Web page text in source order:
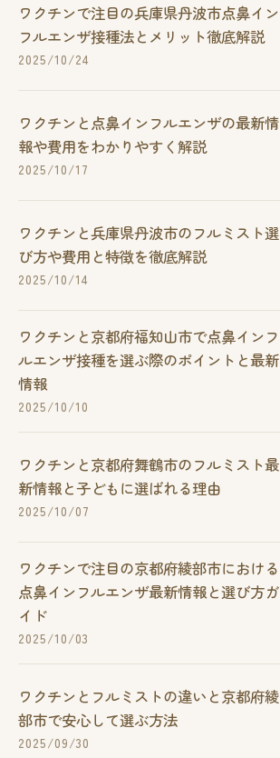
ワクチンで注目の兵庫県丹波市点鼻イン
フルエンザ接種法とメリット徹底解説
2025/10/24
ワクチンと点鼻インフルエンザの最新情
報や費用をわかりやすく解説
2025/10/17
ワクチンと兵庫県丹波市のフルミスト選
び方や費用と特徴を徹底解説
2025/10/14
ワクチンと京都府福知山市で点鼻インフ
ルエンザ接種を選ぶ際のポイントと最新
情報
2025/10/10
ワクチンと京都府舞鶴市のフルミスト最
新情報と子どもに選ばれる理由
2025/10/07
ワクチンで注目の京都府綾部市における
点鼻インフルエンザ最新情報と選び方ガ
イド
2025/10/03
ワクチンとフルミストの違いと京都府綾
部市で安心して選ぶ方法
2025/09/30